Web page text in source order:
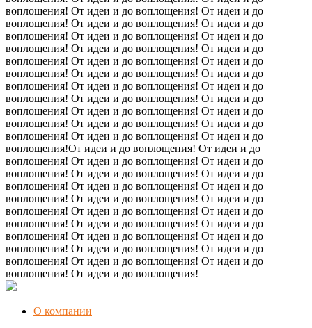
воплощения! От идеи и до воплощения! От идеи и до
воплощения! От идеи и до воплощения! От идеи и до
воплощения! От идеи и до воплощения! От идеи и до
воплощения! От идеи и до воплощения! От идеи и до
воплощения! От идеи и до воплощения! От идеи и до
воплощения! От идеи и до воплощения! От идеи и до
воплощения! От идеи и до воплощения! От идеи и до
воплощения! От идеи и до воплощения! От идеи и до
воплощения! От идеи и до воплощения! От идеи и до
воплощения! От идеи и до воплощения! От идеи и до
воплощения! От идеи и до воплощения! От идеи и до
воплощения!От идеи и до воплощения! От идеи и до
воплощения! От идеи и до воплощения! От идеи и до
воплощения! От идеи и до воплощения! От идеи и до
воплощения! От идеи и до воплощения! От идеи и до
воплощения! От идеи и до воплощения! От идеи и до
воплощения! От идеи и до воплощения! От идеи и до
воплощения! От идеи и до воплощения! От идеи и до
воплощения! От идеи и до воплощения! От идеи и до
воплощения! От идеи и до воплощения! От идеи и до
воплощения! От идеи и до воплощения! От идеи и до
воплощения! От идеи и до воплощения!
О компании